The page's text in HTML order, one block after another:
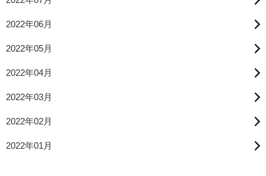
2022年06月
2022年05月
2022年04月
2022年03月
2022年02月
2022年01月